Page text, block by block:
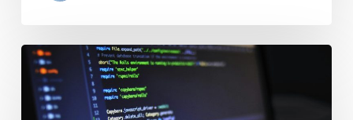
Software
para
feiras